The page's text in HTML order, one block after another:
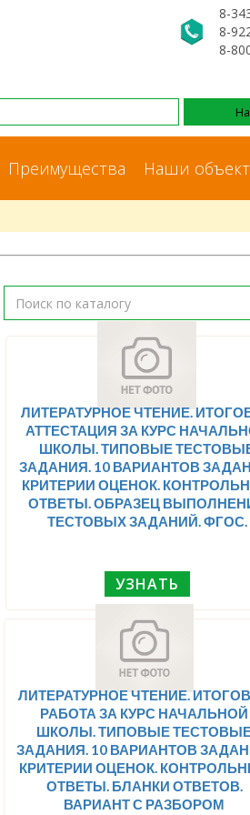
8-
8-
8-
Преимущества Наши
ЛИТЕРАТУРНОЕ ЧТЕНИЕ.
АТТЕСТАЦИЯ ЗА КУРС
ШКОЛЫ. ТИПОВЫЕ
ЗАДАНИЯ. 10 ВАРИАНТОВ
КРИТЕРИИ ОЦЕНОК.
ОТВЕТЫ. ОБРАЗЕЦ
ТЕСТОВЫХ ЗАДАНИЙ. ФГОС.
УЗНАТЬ
ЛИТЕРАТУРНОЕ ЧТЕНИЕ.
РАБОТА ЗА КУРС НАЧАЛЬНОЙ
ШКОЛЫ. ТИПОВЫЕ
ЗАДАНИЯ. 10 ВАРИАНТОВ
КРИТЕРИИ ОЦЕНОК.
ОТВЕТЫ. БЛАНКИ ОТВЕТОВ.
ВАРИАНТ С РАЗБОРОМ